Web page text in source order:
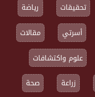
تحقيقات
رياضة
أسرتي
مقالات
علوم واكتشافات
زراعة صحة